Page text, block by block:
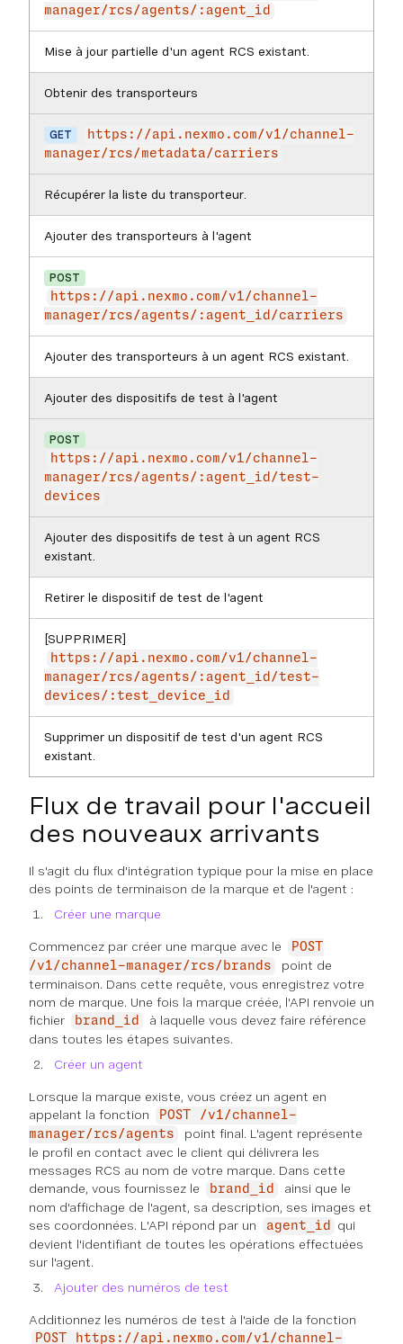
manager/rcs/agents/:agent_id
Mise à jour partielle d'un agent RCS existant.
Obtenir des transporteurs
GET
https://api.nexmo.com/v1/channel-
manager/rcs/metadata/carriers
Récupérer la liste du transporteur.
Ajouter des transporteurs à l'agent
POST
https://api.nexmo.com/v1/channel-
manager/rcs/agents/:agent_id/carriers
Ajouter des transporteurs à un agent RCS existant.
Ajouter des dispositifs de test à l'agent
POST
https://api.nexmo.com/v1/channel-
manager/rcs/agents/:agent_id/test-
devices
Ajouter des dispositifs de test à un agent RCS
existant.
Retirer le dispositif de test de l'agent
[SUPPRIMER]
https://api.nexmo.com/v1/channel-
manager/rcs/agents/:agent_id/test-
devices/:test_device_id
Supprimer un dispositif de test d'un agent RCS
existant.
Flux de travail pour l'accueil
des nouveaux arrivants
Il s'agit du flux d'intégration typique pour la mise en place
des points de terminaison de la marque et de l'agent :
Créer une marque
Commencez par créer une marque avec le
POST
/v1/channel-manager/rcs/brands
point de
terminaison. Dans cette requête, vous enregistrez votre
nom de marque. Une fois la marque créée, l'API renvoie un
fichier
brand_id
à laquelle vous devez faire référence
dans toutes les étapes suivantes.
Créer un agent
Lorsque la marque existe, vous créez un agent en
appelant la fonction
POST /v1/channel-
manager/rcs/agents
point final. L'agent représente
le profil en contact avec le client qui délivrera les
messages RCS au nom de votre marque. Dans cette
demande, vous fournissez le
brand_id
ainsi que le
nom d'affichage de l'agent, sa description, ses images et
ses coordonnées. L'API répond par un
agent_id
qui
devient l'identifiant de toutes les opérations effectuées
sur l'agent.
Ajouter des numéros de test
Additionnez les numéros de test à l'aide de la fonction
POST https://api.nexmo.com/v1/channel-